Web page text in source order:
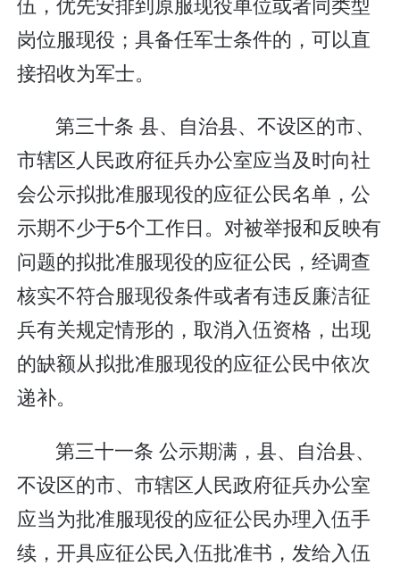
岗位服现役；具备任军士条件的，可以直
接招收为军士。
第三十条 县、自治县、不设区的市、
市辖区人民政府征兵办公室应当及时向社
会公示拟批准服现役的应征公民名单，公
示期不少于5个工作日。对被举报和反映有
问题的拟批准服现役的应征公民，经调查
核实不符合服现役条件或者有违反廉洁征
兵有关规定情形的，取消入伍资格，出现
的缺额从拟批准服现役的应征公民中依次
递补。
第三十一条 公示期满，县、自治县、
不设区的市、市辖区人民政府征兵办公室
应当为批准服现役的应征公民办理入伍手
续，开具应征公民入伍批准书，发给入伍